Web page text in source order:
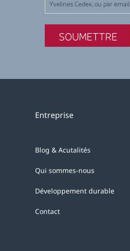
Yvelines Cedex, ou par
Entreprise
Blog & Acutalités
Qui sommes-nous
Développement durable
Contact